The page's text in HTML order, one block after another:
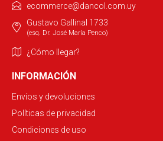
ecommerce@dancol.com.uy
Gustavo Gallinal 1733
(esq. Dr. José María Penco)
¿Cómo llegar?
INFORMACIÓN
Envíos y devoluciones
Políticas de privacidad
Condiciones de uso